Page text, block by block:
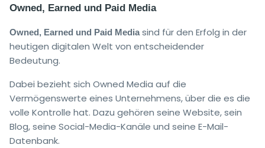
Owned, Earned und Paid Media
Owned, Earned und Paid Mediasind für den Erfolg in der
heutigen digitalen Welt von entscheidender
Bedeutung.
Dabei bezieht sich Owned Media auf die
Vermögenswerte eines Unternehmens, über die es die
volle Kontrolle hat. Dazu gehören seine Website, sein
Blog, seine Social-Media-Kanäle und seine E-Mail-
Datenbank.